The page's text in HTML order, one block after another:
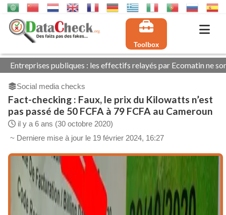
Toolbox
publiques : les effectifs relayés par Ecomatin ne sont pas tous
Social media checks
Fact-checking : Faux, le prix du Kilowatts n’est
pas passé de 50 FCFA à 79 FCFA au Cameroun
il y a 6 ans (30 octobre 2020)
~ Derniere mise à jour le 19 février 2024, 16:27